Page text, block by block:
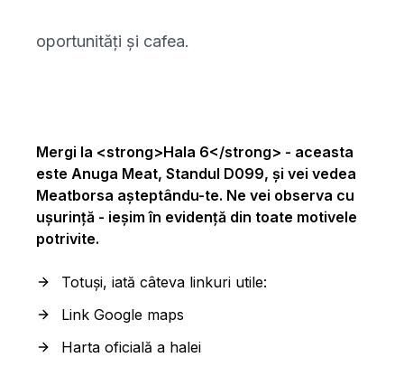
oportunități și cafea.
Mergi la <strong>Hala 6</strong> - aceasta
este Anuga Meat, Standul D099, și vei vedea
Meatborsa așteptându-te. Ne vei observa cu
ușurință - ieșim în evidență din toate motivele
potrivite.
Totuși, iată câteva linkuri utile:
Link Google maps
Harta oficială a halei